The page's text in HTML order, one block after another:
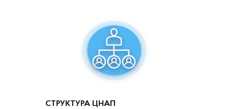
СТРУКТУРА ЦНАП